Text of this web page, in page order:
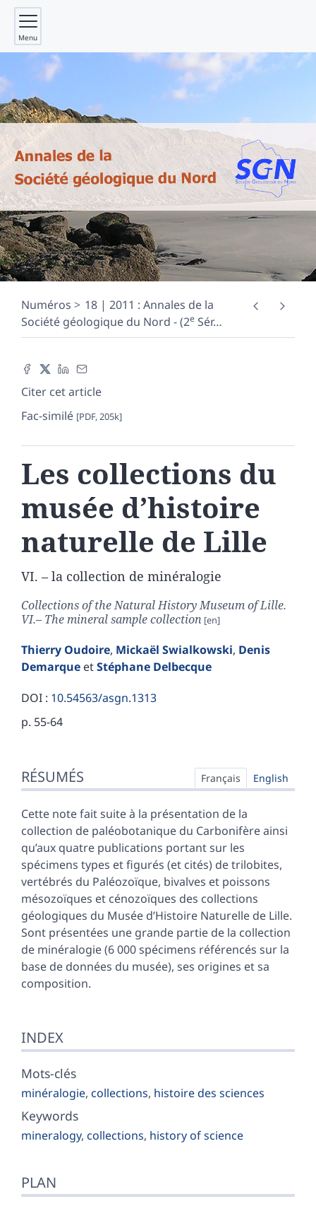
Menu
Numéros
18 | 2011 : Annales de la
Société géologique du Nord - (2e Sér…
Citer cet article
Fac-similé [PDF, 205k]
Les collections du
musée d’histoire
naturelle de Lille
VI. – la collection de minéralogie
Collections of the Natural History Museum of Lille.
VI.– The mineral sample collection
Thierry Oudoire, Mickaël Swialkowski, Denis
Demarque etStéphane Delbecque
DOI : 10.54563/asgn.1313
p. 55-64
Index
Plan
Texte
Bibliographie
Annexe
Illustrations
Citer cet article
Auteurs
RÉSUMÉS Français English
Cette note fait suite à la présentation de la
collection de paléobotanique du Carbonifère ainsi
qu’aux quatre publications portant sur les
spécimens types et figurés (et cités) de trilobites,
vertébrés du Paléozoïque, bivalves et poissons
mésozoïques et cénozoïques des collections
géologiques du Musée d’Histoire Naturelle de Lille.
Sont présentées une grande partie de la collection
de minéralogie (6 000 spécimens référencés sur la
base de données du musée), ses origines et sa
composition.
INDEX
Mots-clés
minéralogie, collections, histoire des sciences
Keywords
mineralogy, collections, history of science
PLAN